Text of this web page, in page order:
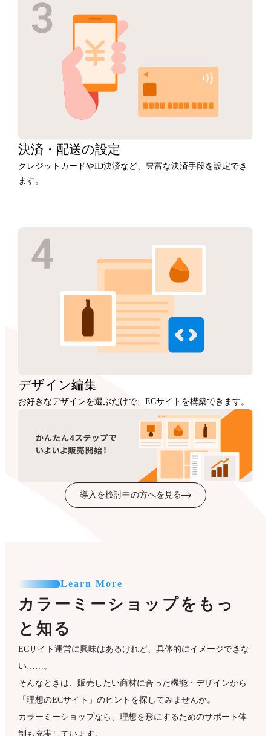
決済・ 配送の設定
クレジットカードやID決済など、豊富な決済手段を設定でき
ます。
デザイン編集
お好きなデザインを選ぶだけで、ECサイトを構築できます。
導入を検討中の方へを見る
Learn More
カラーミーショップをもっ
と知る
ECサイト運営に興味はあるけれど、具体的にイメージできな
い……。
そんなときは、販売したい商材に合った機能・デザインから
「理想のECサイト」のヒントを探してみませんか。
カラーミーショップなら、理想を形にするためのサポート体
制も充実しています。